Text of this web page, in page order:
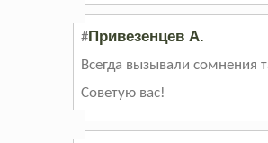
#Привезенцев А.
Всегда вызывали сомнения
Советую вас!